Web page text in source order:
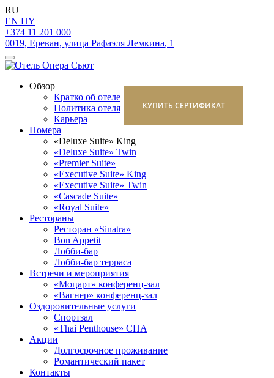
RU
EN HY
+374 11 201 000
0019, Ереван, улица Рафаэля Лемкина, 1
Обзор
Кратко об отеле
Политика отеля
Карьера
Номера
«Deluxe Suite» King
«Deluxe Suite» Twin
«Premier Suite»
«Executive Suite» King
«Executive Suite» Twin
«Cascade Suite»
«Royal Suite»
Рестораны
Ресторан «Sinatra»
Bon Appetit
Лобби-бар
Лобби-бар терраса
Встречи и мероприятия
«Моцарт» конференц-зал
«Вагнер» конференц-зал
Оздоровительные услуги
Спортзал
«Thai Penthouse» СПА
Акции
Долгосрочное проживание
Романтический пакет
Контакты
КУПИТЬ СЕРТИФИКАТ